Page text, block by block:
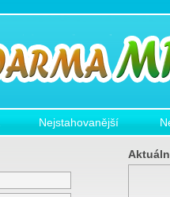
Nejstahovanější